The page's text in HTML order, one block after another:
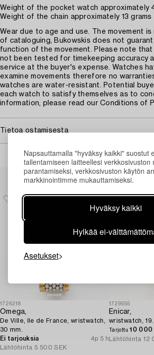
Napsauttamalla "hyväksy kaikki" suostut
tallentamiseen laitteellesi verkkosivuston
parantamiseksi, verkkosivuston käytön
markkinointimme mukauttamiseksi.
Hyväksy kaikki
Hylkää ei-
Asetukset
Weight of the pocket watch approximately
Weight of the chain approximately 13 grams
Wear due to age and use. The movement
of cataloguing, Bukowskis does not
function of the movement. Please note that
not been tested for timekeeping accuracy
service at the buyer's expense. Watches
examine movements therefore no
watches are water-resistant. Potential
each watch to satisfy themselves as to
information, please read our Conditions of
Tietoa ostamisesta
Muiden katsomia
1726218
Omega,
De Ville, Ile de France, wristwatch,
30 mm.
Ei tarjouksia
4p 5 h
Lähtöhinta 5 500 SEK
1729555
Enicar,
wristwatch,
Tarjottu10 000
Lähtöhinta 12